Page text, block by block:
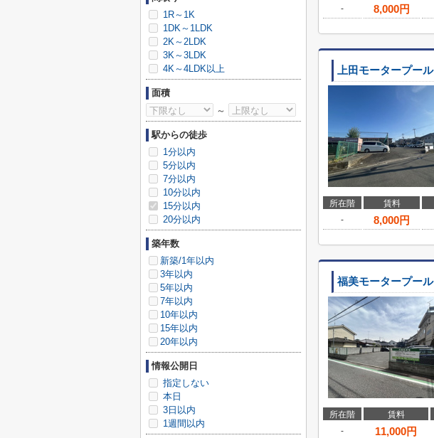
-
8,000円
上田モータープール
所在階 賃料
-
8,000円
福美モータープール
所在階 賃料
-
11,000円
1R～1K
1DK～1LDK
2K～2LDK
3K～3LDK
4K～4LDK以上
面積
～
駅からの徒歩
1分以内
5分以内
7分以内
10分以内
15分以内
20分以内
築年数
新築/1年以内
3年以内
5年以内
7年以内
10年以内
15年以内
20年以内
情報公開日
指定しない
本日
3日以内
1週間以内